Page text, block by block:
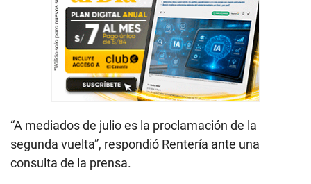
“A mediados de julio es la proclamación de la
segunda vuelta”, respondió Rentería ante una
consulta de la prensa.